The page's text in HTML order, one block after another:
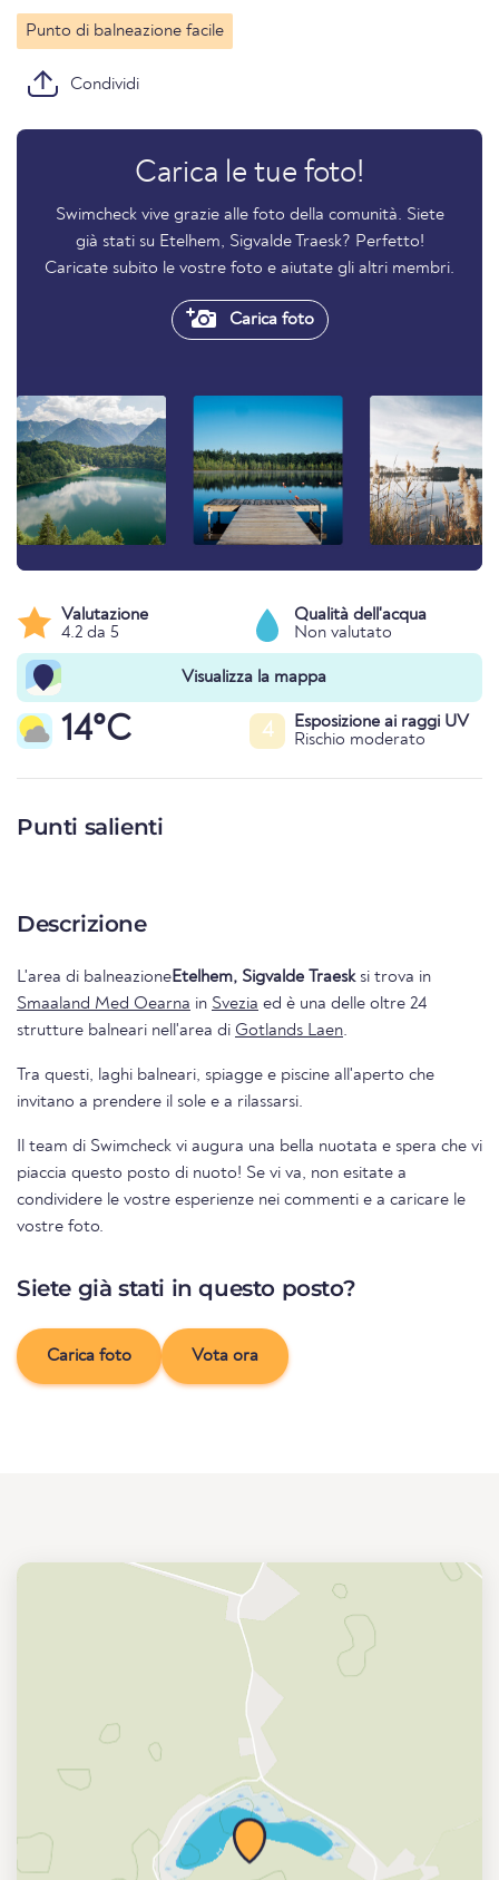
Punto di balneazione facile
Condividi
Carica le tue foto!
Swimcheck vive grazie alle foto della comunità. Siete
già stati su Etelhem, Sigvalde Traesk? Perfetto!
Caricate subito le vostre foto e aiutate gli altri membri.
Carica foto
Valutazione
4.2 da 5
Qualità dell'acqua
Non valutato
Visualizza la mappa
14°C 4
Esposizione ai raggi UV
Rischio moderato
Punti salienti
Descrizione
L'area di balneazioneEtelhem, Sigvalde Traesksi trova in
Smaaland Med Oearna in Svezia ed è una delle oltre 24
strutture balneari nell'area di Gotlands Laen.
Tra questi, laghi balneari, spiagge e piscine all'aperto che
invitano a prendere il sole e a rilassarsi.
Il team di Swimcheck vi augura una bella nuotata e spera che vi
piaccia questo posto di nuoto! Se vi va, non esitate a
condividere le vostre esperienze nei commenti e a caricare le
vostre foto.
Siete già stati in questo posto?
Carica foto Vota ora